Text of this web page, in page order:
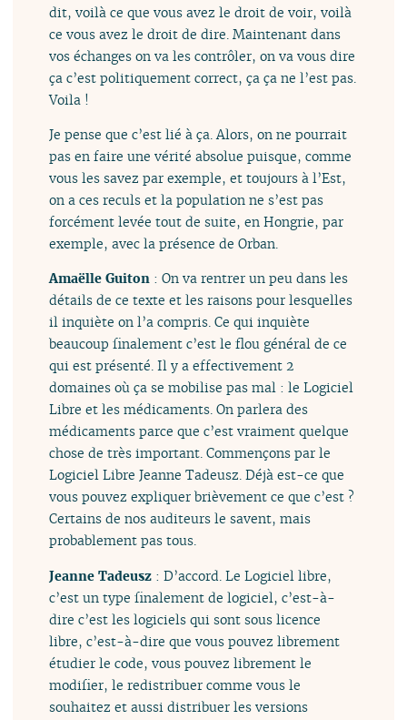
dit, voilà ce que vous avez le droit de voir, voilà
ce vous avez le droit de dire. Maintenant dans
vos échanges on va les contrôler, on va vous dire
ça c’est politiquement correct, ça ça ne l’est pas.
Voila !
Je pense que c’est lié à ça. Alors, on ne pourrait
pas en faire une vérité absolue puisque, comme
vous les savez par exemple, et toujours à l’Est,
on a ces reculs et la population ne s’est pas
forcément levée tout de suite, en Hongrie, par
exemple, avec la présence de Orban.
Amaëlle Guiton : On va rentrer un peu dans les
détails de ce texte et les raisons pour lesquelles
il inquiète on l’a compris. Ce qui inquiète
beaucoup finalement c’est le flou général de ce
qui est présenté. Il y a effectivement 2
domaines où ça se mobilise pas mal : le Logiciel
Libre et les médicaments. On parlera des
médicaments parce que c’est vraiment quelque
chose de très important. Commençons par le
Logiciel Libre Jeanne Tadeusz. Déjà est-ce que
vous pouvez expliquer brièvement ce que c’est ?
Certains de nos auditeurs le savent, mais
probablement pas tous.
Jeanne Tadeusz : D’accord. Le Logiciel libre,
c’est un type finalement de logiciel, c’est-à-
dire c’est les logiciels qui sont sous licence
libre, c’est-à-dire que vous pouvez librement
étudier le code, vous pouvez librement le
modifier, le redistribuer comme vous le
souhaitez et aussi distribuer les versions